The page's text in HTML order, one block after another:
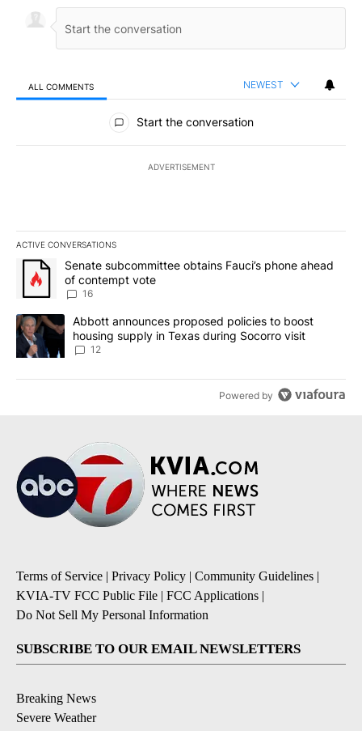
ALL COMMENTS NEWEST
All Comments
Start the conversation
ADVERTISEMENT
ACTIVE CONVERSATIONS
The following is a list of the most commented articles in the last
A trending article titled "Senate subcommittee obtains Fauci’s
Senate subcommittee obtains Fauci’s phone ahead
of contempt vote
16
A trending article titled "Abbott announces proposed policies to
Abbott announces proposed policies to boost
housing supply in Texas during Socorro visit
12
Powered by
Terms of Service | Privacy Policy | Community Guidelines |
KVIA-TV FCC Public File | FCC Applications |
Do Not Sell My Personal Information
SUBSCRIBE TO OUR EMAIL NEWSLETTERS
Breaking News
Severe Weather